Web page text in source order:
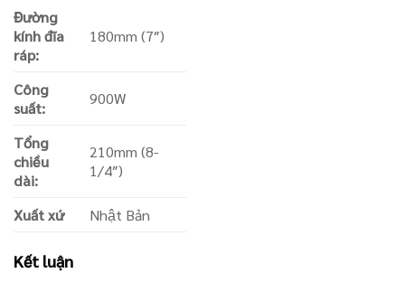
Đường
kính đĩa
ráp:
180mm (7″)
Công
suất:
900W
Tổng
chiều
dài:
210mm (8-
1/4″)
Xuất xứ Nhật Bản
Kết luận